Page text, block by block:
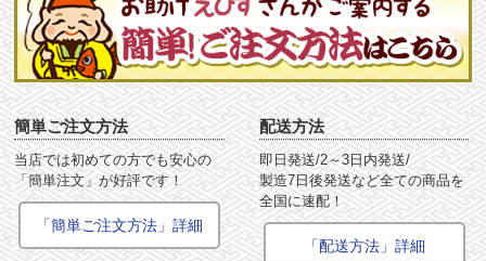
簡単ご注文方法
当店では初めての方でも安心の
「簡単注文」が好評です！
「簡単ご注文方法」詳細
配送方法
即日発送/2～3日内発送/
製造7日後発送など全ての商品を
全国に速配！
「配送方法」詳細